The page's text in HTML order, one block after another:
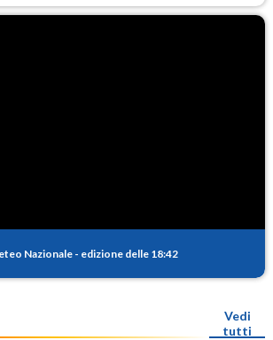
Nazionale- edizione delle 18:42
Vedi
tutti